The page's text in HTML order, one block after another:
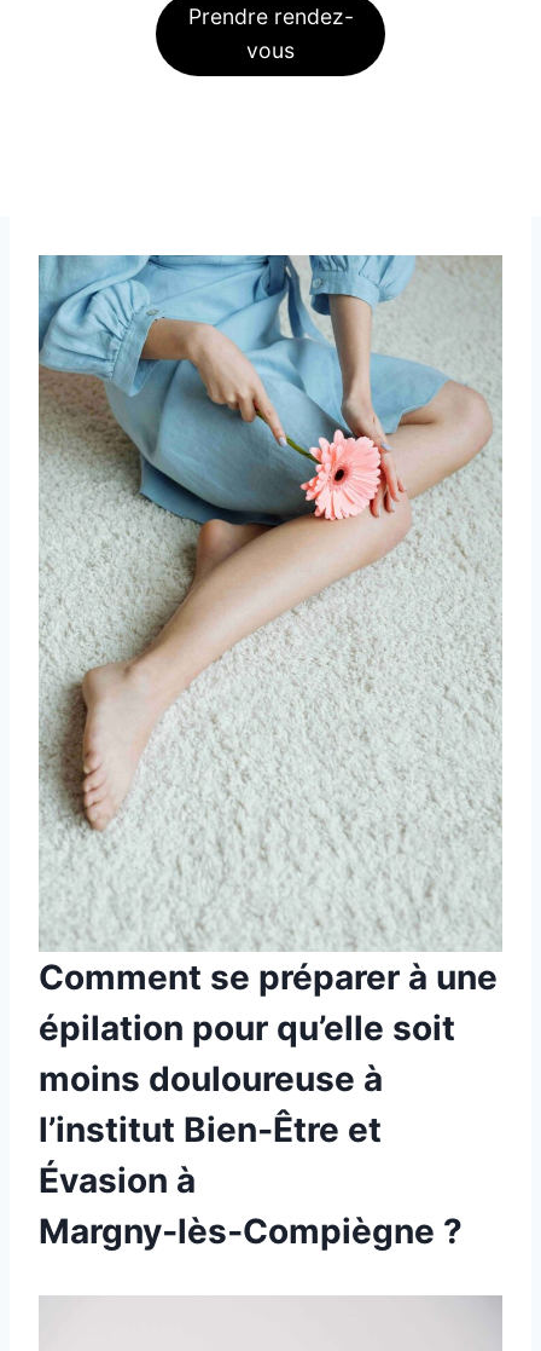
Prendre rendez-
vous
Comment se préparer à une
épilation pour qu’elle soit
moins douloureuse à
l’institut Bien‑Être et
Évasion à
Margny‑lès‑Compiègne ?